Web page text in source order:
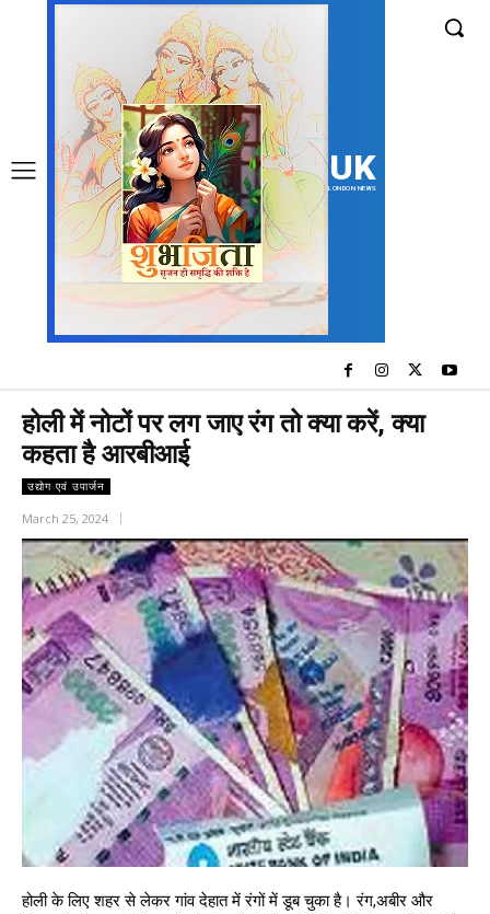
UK
LONDON NEWS
होली में नोटों पर लग जाए रंग तो क्या करें, क्या
कहता है आरबीआई
उद्योग एवं उपार्जन
March 25, 2024
होली के लिए शहर से लेकर गांव देहात में रंगों में डूब चुका है। रंग,अबीर और